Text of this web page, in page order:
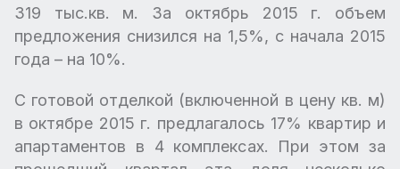
319 тыс.кв. м. За октябрь 2015 г. объем
предложения снизился на 1,5%, с начала 2015
года – на 10%.
С готовой отделкой (включенной в цену кв. м)
в октябре 2015 г. предлагалось 17% квартир и
апартаментов в 4 комплексах. При этом за